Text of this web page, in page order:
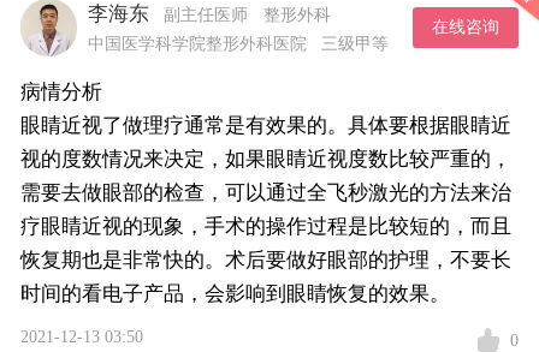
李海东 副主任医师
整形外科
中国医学科学院整形外科医院
三级甲等
在线咨询
病情分析
眼睛近视了做理疗通常是有效果的。具体要根据眼睛近
视的度数情况来决定，如果眼睛近视度数比较严重的，
需要去做眼部的检查，可以通过全飞秒激光的方法来治
疗眼睛近视的现象，手术的操作过程是比较短的，而且
恢复期也是非常快的。术后要做好眼部的护理，不要长
时间的看电子产品，会影响到眼睛恢复的效果。
2021-12-13 03:50 0